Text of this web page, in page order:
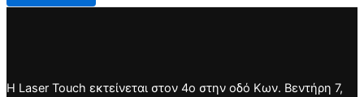
Η Laser Touch εκτείνεται στον 4ο στην οδό Κων. Βεντήρη 7,